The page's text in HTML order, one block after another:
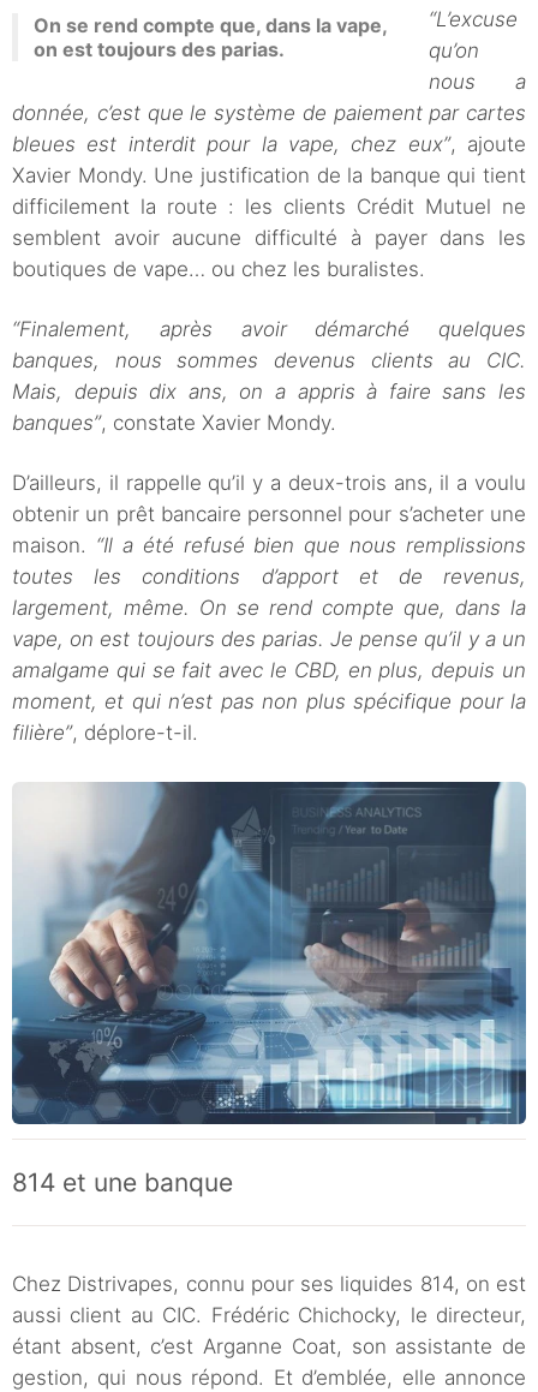
On se rend compte que, dans la vape,
on est toujours des parias.
“L’excuse
qu’on
nous a
donnée, c’est que le système de paiement par cartes
bleues est interdit pour la vape, chez eux”, ajoute
Xavier Mondy. Une justification de la banque qui tient
difficilement la route : les clients Crédit Mutuel ne
semblent avoir aucune difficulté à payer dans les
boutiques de vape… ou chez les buralistes.
“Finalement, après avoir démarché quelques
banques, nous sommes devenus clients au CIC.
Mais, depuis dix ans, on a appris à faire sans les
banques”, constate Xavier Mondy.
D’ailleurs, il rappelle qu’il y a deux-trois ans, il a voulu
obtenir un prêt bancaire personnel pour s’acheter une
maison. “Il a été refusé bien que nous remplissions
toutes les conditions d’apport et de revenus,
largement, même. On se rend compte que, dans la
vape, on est toujours des parias. Je pense qu’il y a un
amalgame qui se fait avec le CBD, en plus, depuis un
moment, et qui n’est pas non plus spécifique pour la
filière”, déplore-t-il.
814 et une banque
Chez Distrivapes, connu pour ses liquides 814, on est
aussi client au CIC. Frédéric Chichocky, le directeur,
étant absent, c’est Arganne Coat, son assistante de
gestion, qui nous répond. Et d’emblée, elle annonce